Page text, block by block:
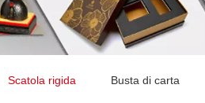
Scatola rigida Busta di carta